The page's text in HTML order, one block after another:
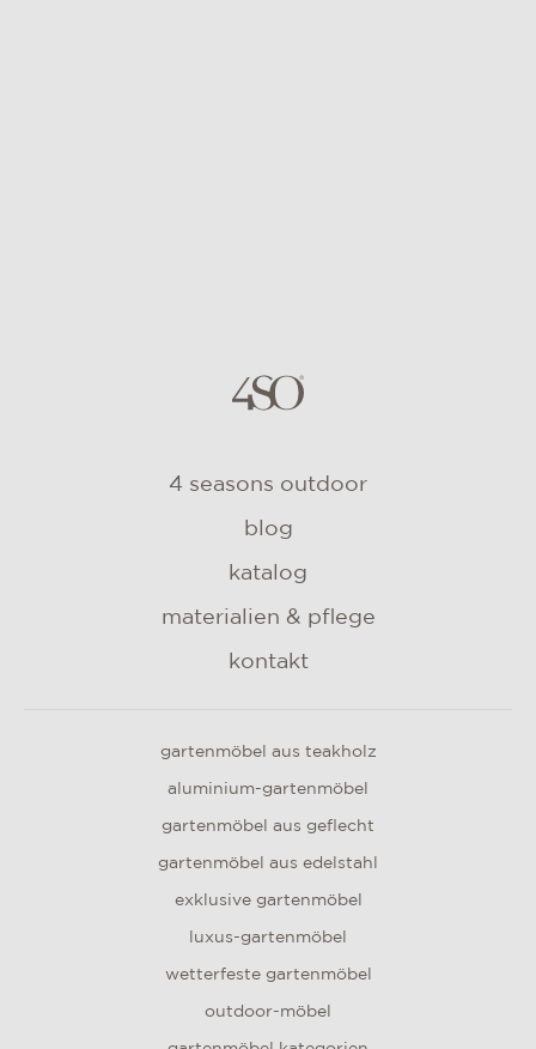
4 seasons outdoor
blog
katalog
materialien & pflege
kontakt
gartenmöbel aus teakholz
aluminium-gartenmöbel
gartenmöbel aus geflecht
gartenmöbel aus edelstahl
exklusive gartenmöbel
luxus-gartenmöbel
wetterfeste gartenmöbel
outdoor-möbel